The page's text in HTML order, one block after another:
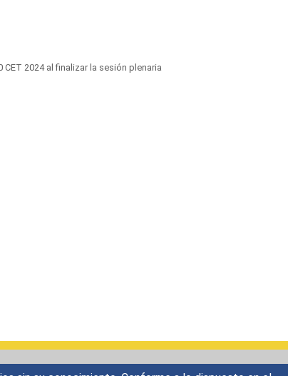
CET 2024 al finalizar la sesión plenaria